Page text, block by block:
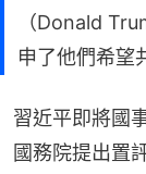
（Donald
申了他們希望
習近平即將國
國務院提出置